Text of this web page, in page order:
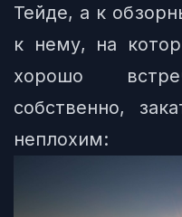
Тейде, а к
к нему, на
хорошо
собственно,
неплохим: